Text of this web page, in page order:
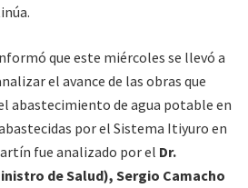
que este miércoles se llevó a
el avance de las obras que
abastecimiento de agua potable en
por el Sistema Itiyuro en
fue analizado por el Dr.
de Salud), Sergio Camacho